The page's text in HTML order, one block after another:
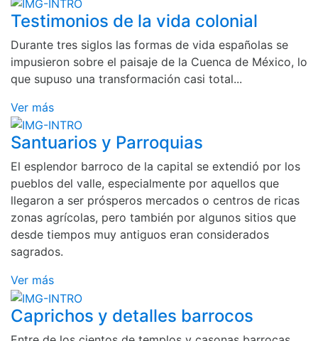
Testimonios de la vida colonial
Durante tres siglos las formas de vida españolas se
impusieron sobre el paisaje de la Cuenca de México, lo
que supuso una transformación casi total...
Ver más
Santuarios y Parroquias
El esplendor barroco de la capital se extendió por los
pueblos del valle, especialmente por aquellos que
llegaron a ser prósperos mercados o centros de ricas
zonas agrícolas, pero también por algunos sitios que
desde tiempos muy antiguos eran considerados
sagrados.
Ver más
Caprichos y detalles barrocos